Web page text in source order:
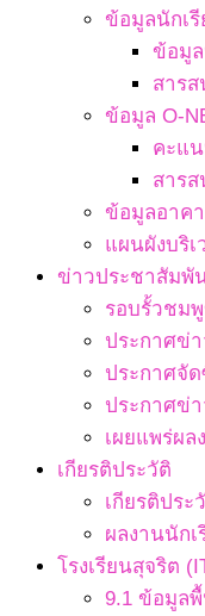
ข้อมูลนักเ
ข้อมู
สารส
ข้อมูล O-
คะแ
สาร
ข้อมูลอาค
แผนผังบริเ
ข่าวประชาสัมพั
รอบรั้วชม
ประกาศข่
ประกาศจั
ประกาศข่
เผยแพร่ผ
เกียรติประวัติ
เกียรติประ
ผลงานนักเ
โรงเรียนสุจริต
9.1 ข้อมูล